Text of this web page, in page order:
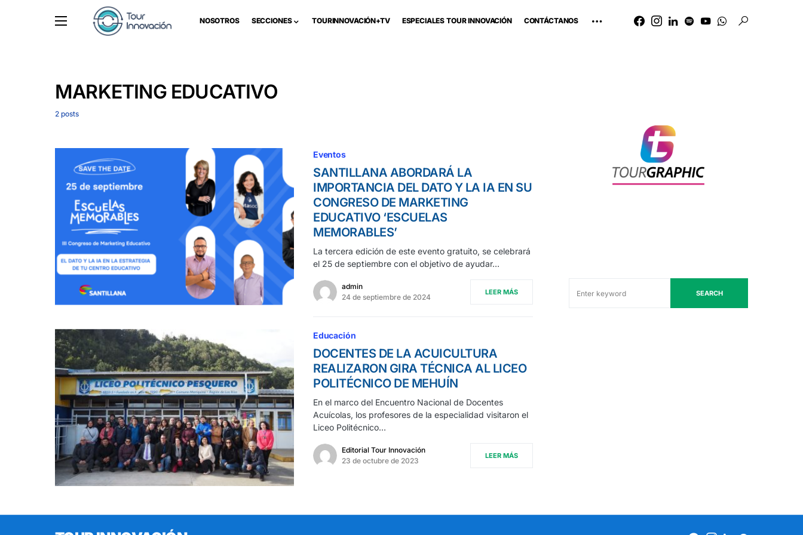
NOSOTROS SECCIONES TOURINNOVACIÓN+TV ESPECIALES TOUR INNOVACIÓN CONTÁCTANOS
MARKETING EDUCATIVO
2 posts
Eventos
SANTILLANA ABORDARÁ LA
IMPORTANCIA DEL DATO Y LA IA EN SU
CONGRESO DE MARKETING
EDUCATIVO ‘ESCUELAS
MEMORABLES’
La tercera edición de este evento gratuito, se celebrará
el 25 de septiembre con el objetivo de ayudar…
admin
24 de septiembre de 2024
LEER MÁS
Educación
DOCENTES DE LA ACUICULTURA
REALIZARON GIRA TÉCNICA AL LICEO
POLITÉCNICO DE MEHUÍN
En el marco del Encuentro Nacional de Docentes
Acuícolas, los profesores de la especialidad visitaron el
Liceo Politécnico…
Editorial Tour Innovación
23 de octubre de 2023
LEER MÁS
SEARCH